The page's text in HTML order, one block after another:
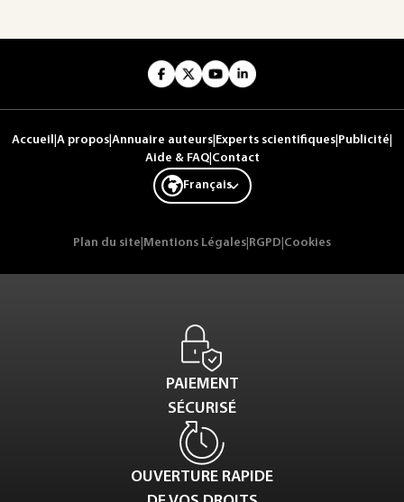
Accueil A propos Annuaire auteurs Experts scientifiques Publicité
Aide & FAQ| Contact
Français
Plan du site Mentions Légales RGPD Cookies
PAIEMENT
SÉCURISÉ
OUVERTURE RAPIDE